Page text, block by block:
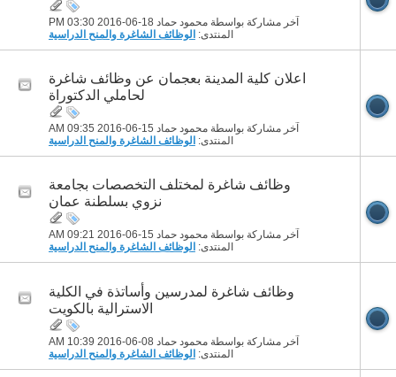
آخر مشاركة بواسطة محمود حماد 18-06-2016
03:30 PM
المنتدى: الوظائف الشاغرة والمنح الدراسية
اعلان كلية المدينة بعجمان عن وظائف شاغرة
لحاملي الدكتوراة
آخر مشاركة بواسطة محمود حماد 15-06-2016
09:35 AM
المنتدى: الوظائف الشاغرة والمنح الدراسية
وظائف شاغرة لمختلف التخصصات بجامعة
نزوي بسلطنة عمان
آخر مشاركة بواسطة محمود حماد 15-06-2016
09:21 AM
المنتدى: الوظائف الشاغرة والمنح الدراسية
وظائف شاغرة لمدرسين وأساتذة في الكلية
الاسترالية بالكويت
آخر مشاركة بواسطة محمود حماد 08-06-2016
10:39 AM
المنتدى: الوظائف الشاغرة والمنح الدراسية